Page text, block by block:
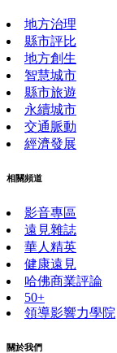
地方治理
縣市評比
地方創生
智慧城市
縣市旅遊
永續城市
交通脈動
經濟發展
相關頻道
影音專區
遠見雜誌
華人精英
健康遠見
哈佛商業評論
50+
領導影響力學院
關於我們